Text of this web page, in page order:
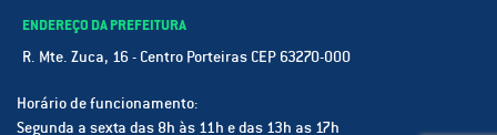
ENDEREÇO DA PREFEITURA
R. Mte. Zuca, 16 - Centro Porteiras CEP 63270-000
Horário de funcionamento:
Segunda a sexta das 8h às 11h e das 13h as 17h